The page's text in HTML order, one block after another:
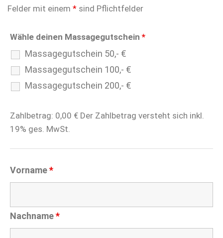
Felder mit einem * sind Pflichtfelder
Wähle deinen Massagegutschein *
Massagegutschein 50,- €
Massagegutschein 100,- €
Massagegutschein 200,- €
Zahlbetrag: 0,00 € Der Zahlbetrag versteht sich inkl.
19% ges. MwSt.
Vorname*
Nachname*